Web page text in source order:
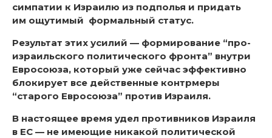
симпатии к Израилю из подполья и придать
им ощутимый формальный статус.
Результат этих усилий — формирование “про-
израильского политического фронта” внутри
Евросоюза, который уже сейчас эффективно
блокирует все действенные контрмеры
“старого Евросоюза” против Израиля.
В настоящее время удел противников Израиля
в ЕС — не имеющие никакой политической